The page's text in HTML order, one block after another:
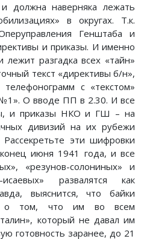
должна наверняка лежать
в округах. Т.к.
Генштаба и
и приказы. И именно
разгадка всех «тайн»
текст «директивы б/н»,
с «текстом»
О вводе ПП в 2.30. И все
и приказы НКО и ГШ – на
дивизий на их рубежи
эти шифровки
июня 1941 года, и все
«резунов-солониных» и
развалятся как
выяснится, что байки
о том, что им во всем
который не давал им
готовность заранее, до 21